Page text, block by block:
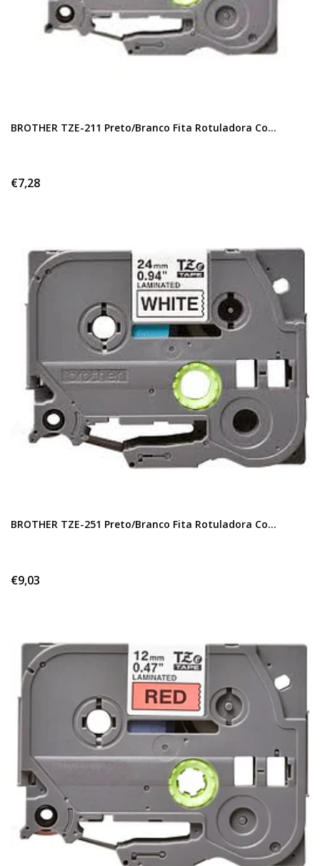
BROTHER TZE-211 Preto/Branco Fita Rotuladora Co...
€7,28
BROTHER TZE-251 Preto/Branco Fita Rotuladora Co...
€9,03